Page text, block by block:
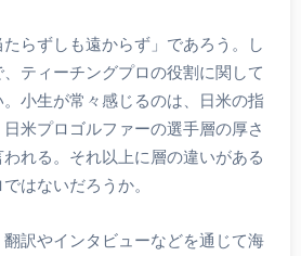
らずしも遠からず」であろう。し
ティーチングプロの役割に関して
小生が常々感じるのは、日米の指
米プロゴルファーの選手層の厚さ
れる。それ以上に層の違いがある
はないだろうか。
訳やインタビューなどを通じて海